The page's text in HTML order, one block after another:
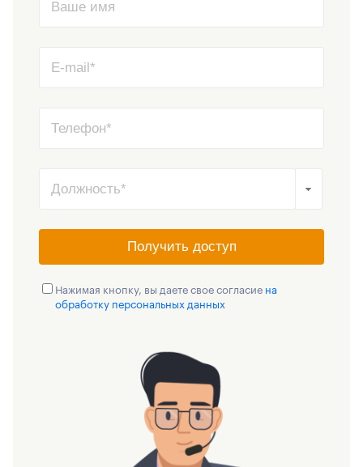
Получить доступ
Нажимая кнопку, вы даете свое согласие на
обработку персональных данных